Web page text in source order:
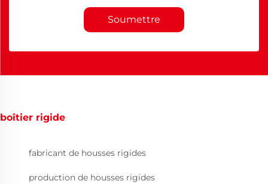
Soumettre
boîtier rigide
fabricant de housses rigides
production de housses rigides